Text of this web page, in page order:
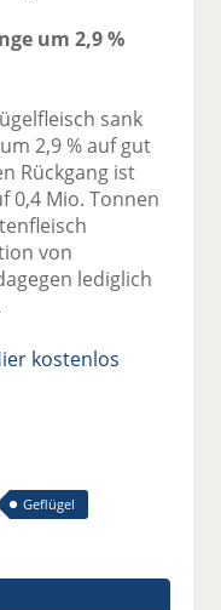
um 2,9 %
sank
2,9 % auf gut
Rückgang ist
0,4 Mio. Tonnen
von
lediglich
kostenlos
Geflügel